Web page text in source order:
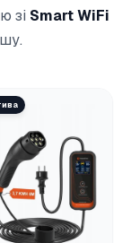
зі Smart WiFi